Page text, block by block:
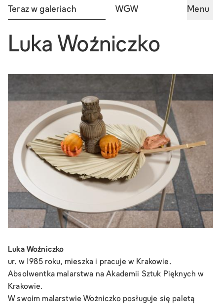
Teraz w galeriach WGW Menu
Luka Woźniczko
Luka Woźniczko
ur. w 1985 roku, mieszka i pracuje w Krakowie.
Absolwentka malarstwa na Akademii Sztuk Pięknych w
Krakowie.
W swoim malarstwie Woźniczko posługuje się paletą